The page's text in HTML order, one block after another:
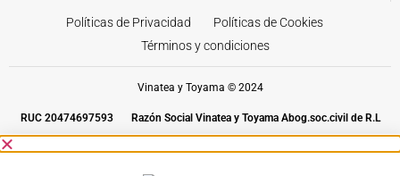
Políticas de Privacidad
Políticas de Cookies
Términos y condiciones
Vinatea y Toyama © 2024
RUC 20474697593 Razón Social Vinatea y Toyama Abog.soc.civil de R.L